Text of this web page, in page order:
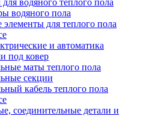
водяного теплого пола
водяного пола
для теплого пола
и автоматика
под ковер
маты теплого пола
секции
кабель теплого пола
соединительные детали и